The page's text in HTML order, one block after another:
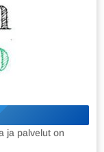
ja palvelut on